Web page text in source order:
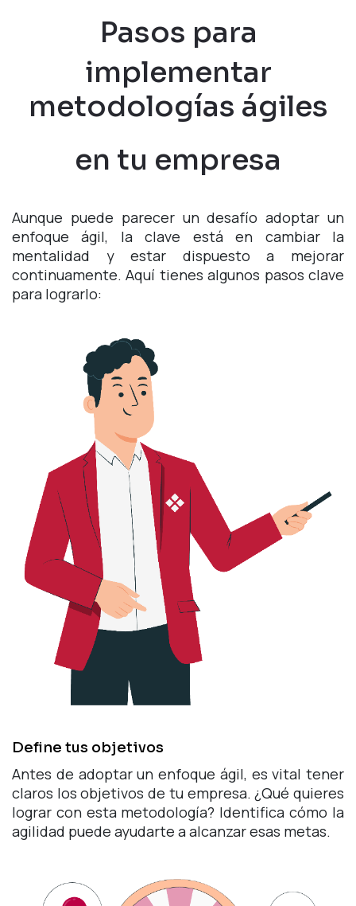
Pasos para
implementar
metodologías ágiles
en tu empresa
Aunque puede parecer un desafío adoptar un
enfoque ágil, la clave está en cambiar la
mentalidad y estar dispuesto a mejorar
continuamente. Aquí tienes algunos pasos clave
para lograrlo:
Define tus objetivos
Antes de adoptar un enfoque ágil, es vital tener
claros los objetivos de tu empresa. ¿Qué quieres
lograr con esta metodología? Identifica cómo la
agilidad puede ayudarte a alcanzar esas metas.